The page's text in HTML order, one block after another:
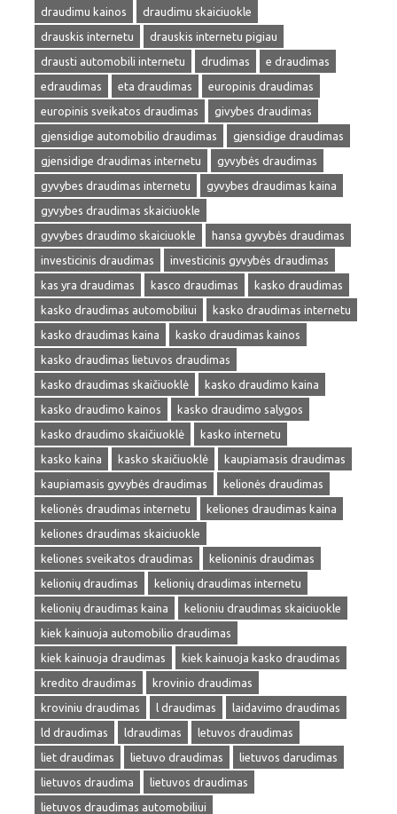
draudimu kainos
draudimu skaiciuokle
drauskis internetu
drauskis internetu pigiau
drausti automobili internetu
drudimas
e draudimas
edraudimas
eta draudimas
europinis draudimas
europinis sveikatos draudimas
givybes draudimas
gjensidige automobilio draudimas
gjensidige draudimas
gjensidige draudimas internetu
gyvybės draudimas
gyvybes draudimas internetu
gyvybes draudimas kaina
gyvybes draudimas skaiciuokle
gyvybes draudimo skaiciuokle
hansa gyvybės draudimas
investicinis draudimas
investicinis gyvybės draudimas
kas yra draudimas
kasco draudimas
kasko draudimas
kasko draudimas automobiliui
kasko draudimas internetu
kasko draudimas kaina
kasko draudimas kainos
kasko draudimas lietuvos draudimas
kasko draudimas skaičiuoklė
kasko draudimo kaina
kasko draudimo kainos
kasko draudimo salygos
kasko draudimo skaičiuoklė
kasko internetu
kasko kaina
kasko skaičiuoklė
kaupiamasis draudimas
kaupiamasis gyvybės draudimas
kelionės draudimas
kelionės draudimas internetu
keliones draudimas kaina
keliones draudimas skaiciuokle
keliones sveikatos draudimas
kelioninis draudimas
kelionių draudimas
kelionių draudimas internetu
kelionių draudimas kaina
kelioniu draudimas skaiciuokle
kiek kainuoja automobilio draudimas
kiek kainuoja draudimas
kiek kainuoja kasko draudimas
kredito draudimas
krovinio draudimas
kroviniu draudimas
l draudimas
laidavimo draudimas
ld draudimas
ldraudimas
letuvos draudimas
liet draudimas
lietuvo draudimas
lietuvos darudimas
lietuvos draudima
lietuvos draudimas
lietuvos draudimas automobiliui